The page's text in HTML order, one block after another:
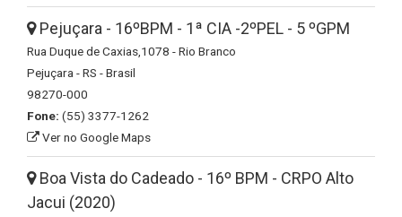
Pejuçara - 16ºBPM - 1ª CIA -2ºPEL - 5 ºGPM
Rua Duque de Caxias,1078 - Rio Branco
Pejuçara - RS - Brasil
98270-000
Fone: (55) 3377-1262
Ver no Google Maps
Boa Vista do Cadeado - 16º BPM - CRPO Alto
Jacui (2020)